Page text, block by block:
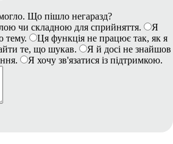
Що пішло негаразд?
чи складною для сприйняття.
Я
тему.
Ця функція не працює так, як я
те, що шукав.
Я й досі не знайшов
Я хочу зв'язатися із підтримкою.